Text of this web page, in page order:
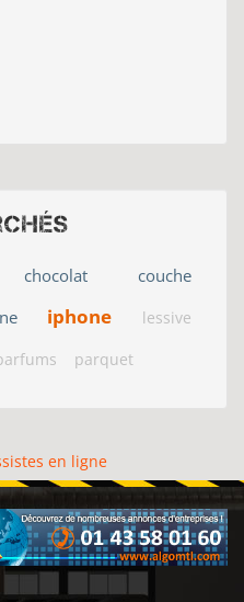
chocolat
couche
iphone lessive
parquet
en ligne